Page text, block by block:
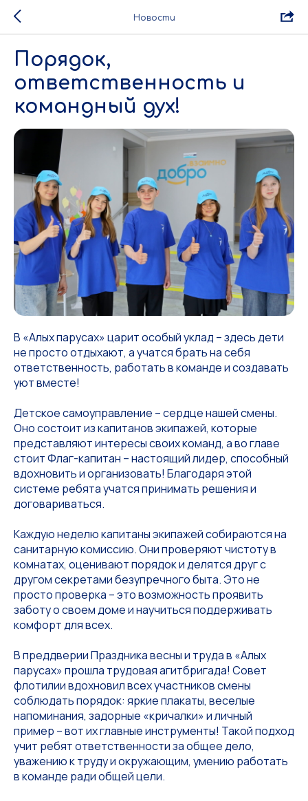
Новости
Порядок,
ответственность и
командный дух!
В «Алых парусах» царит особый уклад – здесь дети
не просто отдыхают, а учатся брать на себя
ответственность, работать в команде и создавать
уют вместе!
Детское самоуправление – сердце нашей смены.
Оно состоит из капитанов экипажей, которые
представляют интересы своих команд, а во главе
стоит Флаг-капитан – настоящий лидер, способный
вдохновить и организовать! Благодаря этой
системе ребята учатся принимать решения и
договариваться.
Каждую неделю капитаны экипажей собираются на
санитарную комиссию. Они проверяют чистоту в
комнатах, оценивают порядок и делятся друг с
другом секретами безупречного быта. Это не
просто проверка – это возможность проявить
заботу о своем доме и научиться поддерживать
комфорт для всех.
В преддверии Праздника весны и труда в «Алых
парусах» прошла трудовая агитбригада! Совет
флотилии вдохновил всех участников смены
соблюдать порядок: яркие плакаты, веселые
напоминания, задорные «кричалки» и личный
пример – вот их главные инструменты! Такой подход
учит ребят ответственности за общее дело,
уважению к труду и окружающим, умению работать
в команде ради общей цели.